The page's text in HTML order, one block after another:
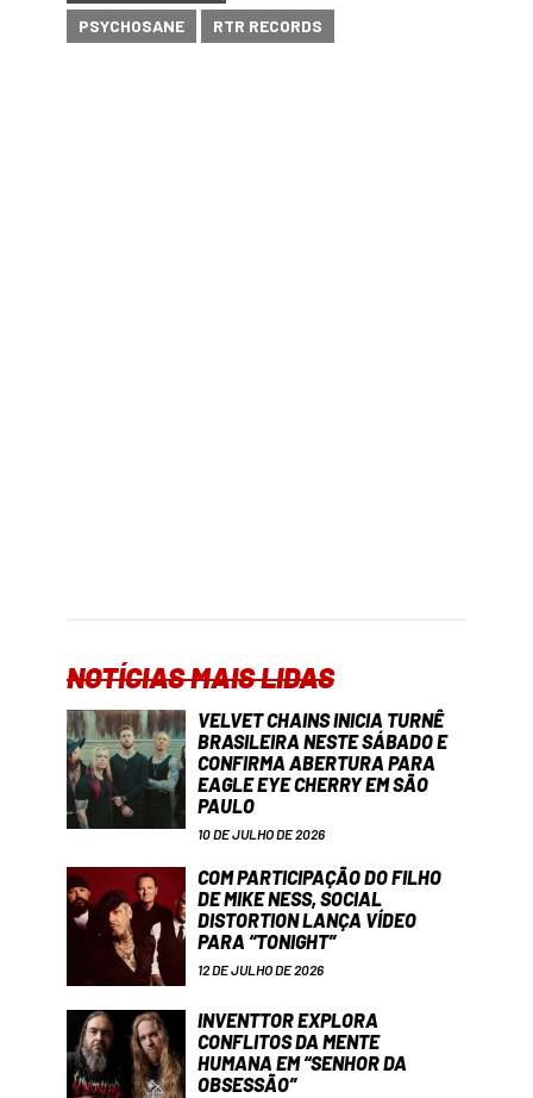
PSYCHOSANE RTR RECORDS
NOTÍCIAS MAIS LIDAS
VELVET CHAINS INICIA TURNÊ
BRASILEIRA NESTE SÁBADO E
CONFIRMA ABERTURA PARA
EAGLE EYE CHERRY EM SÃO
PAULO
10 DE JULHO DE 2026
COM PARTICIPAÇÃO DO FILHO
DE MIKE NESS, SOCIAL
DISTORTION LANÇA VÍDEO
PARA “TONIGHT”
12 DE JULHO DE 2026
INVENTTOR EXPLORA
CONFLITOS DA MENTE
HUMANA EM “SENHOR DA
OBSESSÃO”